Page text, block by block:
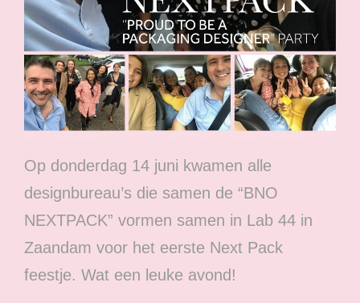
Op donderdag 14 juni kwamen alle
designbureau’s die samen de “BNO
NEXTPACK” vormen samen in Lab 44 in
Zaandam voor het eerste Next Pack
feestje. Wat een leuke avond!